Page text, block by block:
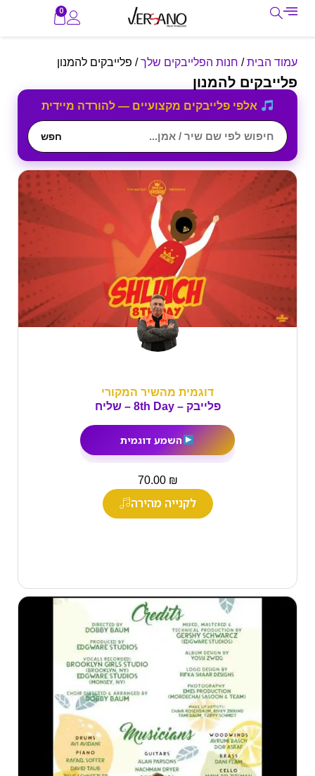
0
עמוד הבית/ חנות הפלייבקים שלך/ פלייבקים להמנון
פלייבקים להמנון
אלפי פלייבקים מקצועיים — להורדה מיידית
חפש
דוגמית מהשיר המקורי
פלייבק – 8th Day – שליח
השמע דוגמית
70.00 ₪
לקנייה מהירה